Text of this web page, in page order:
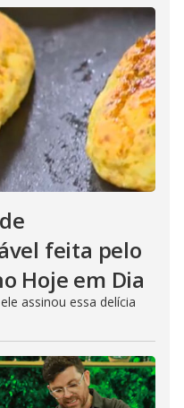
feita pelo
Hoje em Dia
assinou essa delícia